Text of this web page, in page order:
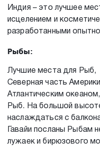
Индия – это лучшее
исцелением и
разработанными
Рыбы:
Лучшие места для Рыб,
Северная часть
Атлантическим
Рыб. На большой
наслаждаться с
Гавайи посланы Рыбам
лужаек и бирюзового